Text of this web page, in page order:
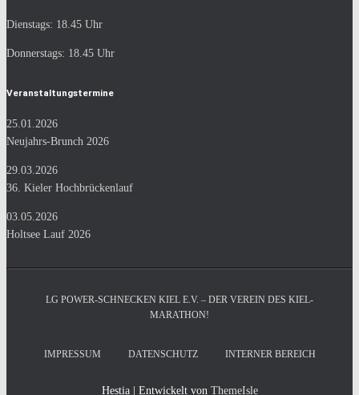
Dienstags: 18.45 Uhr
Donnerstags: 18.45 Uhr
Veranstaltungstermine
25.01.2026
Neujahrs-Brunch 2026
29.03.2026
36. Kieler Hochbrückenlauf
03.05.2026
Holtsee Lauf 2026
LG POWER-SCHNECKEN KIEL E.V. – DER VEREIN DES KIEL-
MARATHON!
IMPRESSUM DATENSCHUTZ INTERNER BEREICH
Hestia | Entwickelt von ThemeIsle